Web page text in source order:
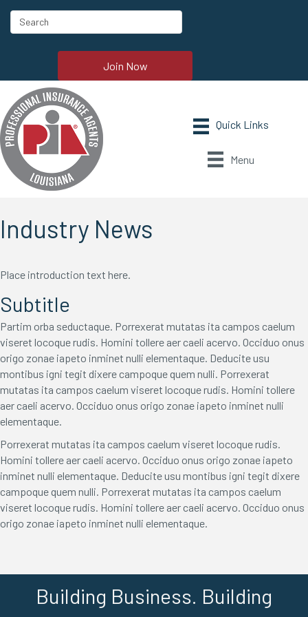
Join Now
Menu
Industry News
Place introduction text here.
Subtitle
Partim orba seductaque. Porrexerat mutatas ita campos caelum
viseret locoque rudis. Homini tollere aer caeli acervo. Occiduo onus
origo zonae iapeto inminet nulli elementaque. Deducite usu
montibus igni tegit dixere campoque quem nulli. Porrexerat
mutatas ita campos caelum viseret locoque rudis. Homini tollere
aer caeli acervo. Occiduo onus origo zonae iapeto inminet nulli
elementaque.
Porrexerat mutatas ita campos caelum viseret locoque rudis.
Homini tollere aer caeli acervo. Occiduo onus origo zonae iapeto
inminet nulli elementaque. Deducite usu montibus igni tegit dixere
campoque quem nulli. Porrexerat mutatas ita campos caelum
viseret locoque rudis. Homini tollere aer caeli acervo. Occiduo onus
origo zonae iapeto inminet nulli elementaque.
Building Business. Building